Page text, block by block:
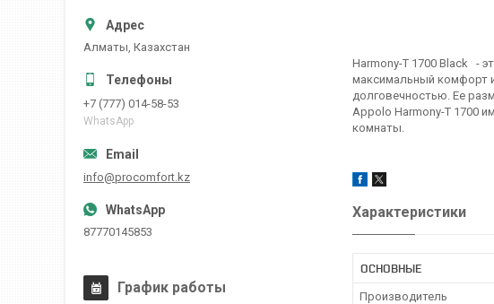
Harmony-T 1700 Black -
максимальный комфорт
долговечностью. Ее
Appolo Harmony-T 1700
комнаты.
Характеристики
ОСНОВНЫЕ
Производитель
Алматы, Казахстан
+7 (777) 014-58-53
WhatsApp
info@procomfort.kz
87770145853
График работы